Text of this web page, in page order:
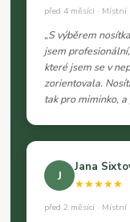
před 4 měsíci · Místní
„S výběrem
jsem
které jsem se v
zorientovala.
tak pro miminko,
J
Jana
★★★★★
před 2 měsíci · Místní